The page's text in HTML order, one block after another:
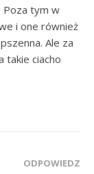
Poza tym w
i one również
Ale za
takie ciacho
ODPOWIEDZ